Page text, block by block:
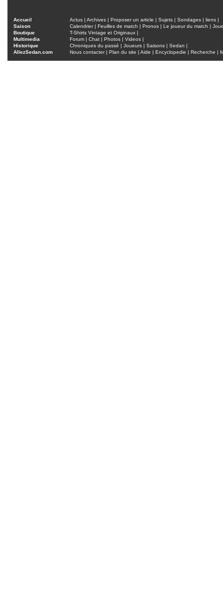
Accueil Actus | Archives | Proposer un article | Sujets | Sondages | liens |
Saison
Calendrier| Feuilles de match | Pronos | Le joueur du match |
Boutique
T-Shirts Vintage et Originaux |
Multimedia
Forum | Chat | Photos | Videos |
Historique
Chroniques du passé | Joueurs | Saisons | Sedan |
AllezSedan.com
Nous contacter| Plan du site | Aide | Encyclopedie | Recherche |